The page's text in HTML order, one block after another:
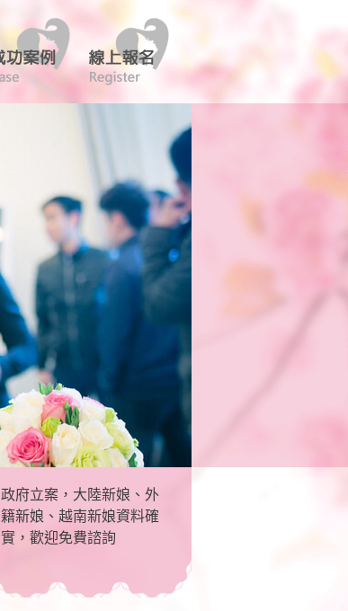
政府立案，大陸新娘、外
籍新娘、越南新娘資料確
實，歡迎免費諮詢